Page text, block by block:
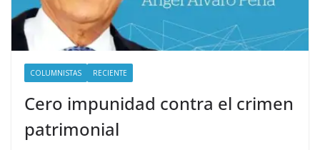
COLUMNISTAS RECIENTE
Cero impunidad contra el crimen
patrimonial